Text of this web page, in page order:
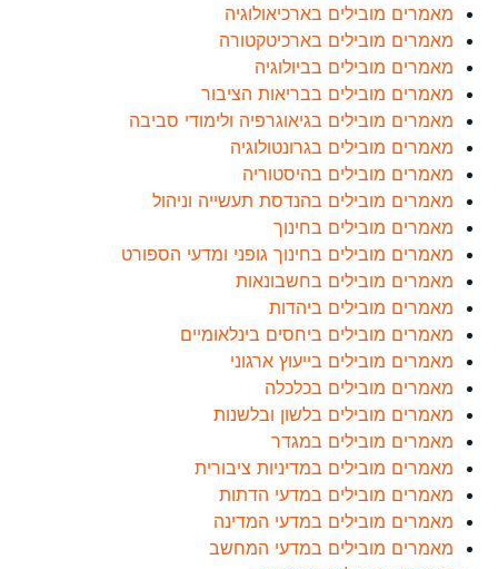
מאמרים מובילים בארכיאולוגיה
מאמרים מובילים בארכיטקטורה
מאמרים מובילים בביולוגיה
מאמרים מובילים בבריאות הציבור
מאמרים מובילים בגיאוגרפיה ולימודי סביבה
מאמרים מובילים בגרונטולוגיה
מאמרים מובילים בהיסטוריה
מאמרים מובילים בהנדסת תעשייה וניהול
מאמרים מובילים בחינוך
מאמרים מובילים בחינוך גופני ומדעי הספורט
מאמרים מובילים בחשבונאות
מאמרים מובילים ביהדות
מאמרים מובילים ביחסים בינלאומיים
מאמרים מובילים בייעוץ ארגוני
מאמרים מובילים בכלכלה
מאמרים מובילים בלשון ובלשנות
מאמרים מובילים במגדר
מאמרים מובילים במדיניות ציבורית
מאמרים מובילים במדעי הדתות
מאמרים מובילים במדעי המדינה
מאמרים מובילים במדעי המחשב